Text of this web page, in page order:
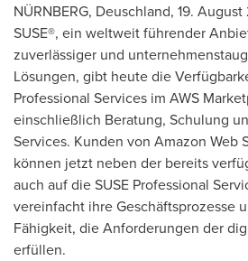
NÜRNBERG, Deuschland, 19. August
SUSE®, ein weltweit führender
zuverlässiger und
Lösungen, gibt heute die
Professional Services im AWS
einschließlich Beratung, Schulung
Services. Kunden von Amazon Web
können jetzt neben der bereits
auch auf die SUSE Professional
vereinfacht ihre Geschäftsprozesse
Fähigkeit, die Anforderungen der
erfüllen.